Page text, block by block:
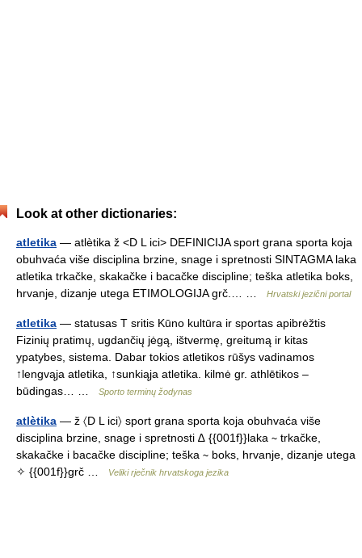
Look at other dictionaries:
atletika — atlètika ž <D L ici> DEFINICIJA sport grana sporta koja
obuhvaća više disciplina brzine, snage i spretnosti SINTAGMA laka
atletika trkačke, skakačke i bacačke discipline; teška atletika boks,
hrvanje, dizanje utega ETIMOLOGIJA grč.… …
Hrvatski jezični portal
atletika — statusas T sritis Kūno kultūra ir sportas apibrėžtis
Fizinių pratimų, ugdančių jėgą, ištvermę, greitumą ir kitas
ypatybes, sistema. Dabar tokios atletikos rūšys vadinamos
↑lengvąja atletika, ↑sunkiąja atletika. kilmė gr. athlētikos –
būdingas… …
Sporto terminų žodynas
atlètika — ž 〈D L ici〉 sport grana sporta koja obuhvaća više
disciplina brzine, snage i spretnosti ∆ {{001f}}laka ∼ trkačke,
skakačke i bacačke discipline; teška ∼ boks, hrvanje, dizanje utega
✧ {{001f}}grč …
Veliki rječnik hrvatskoga jezika